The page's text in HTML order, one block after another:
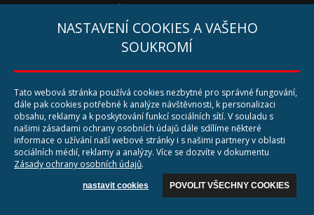
Tel: +420 777 164 712
E-mail: info@cistimestroje.cz
Web:www.cistimestroje.cz
NASTAVENÍ COOKIES A VAŠEHO
SOUKROMÍ
Tato webová stránka používá cookies nezbytné pro správné fungování,
dále pak cookies potřebné k analýze návštěvnosti, k personalizaci
obsahu, reklamy a k poskytování funkcí sociálních sítí. V souladu s
našimi zásadami ochrany osobních údajů dále sdílíme některé
informace o užívání naší webové stránky i s našimi partnery v oblasti
sociálních médií, reklamy a analýzy. Více se dozvíte v dokumentu
Zásady ochrany osobních údajů.
POVOLIT VŠECHNY COOKIES
nastavit cookies